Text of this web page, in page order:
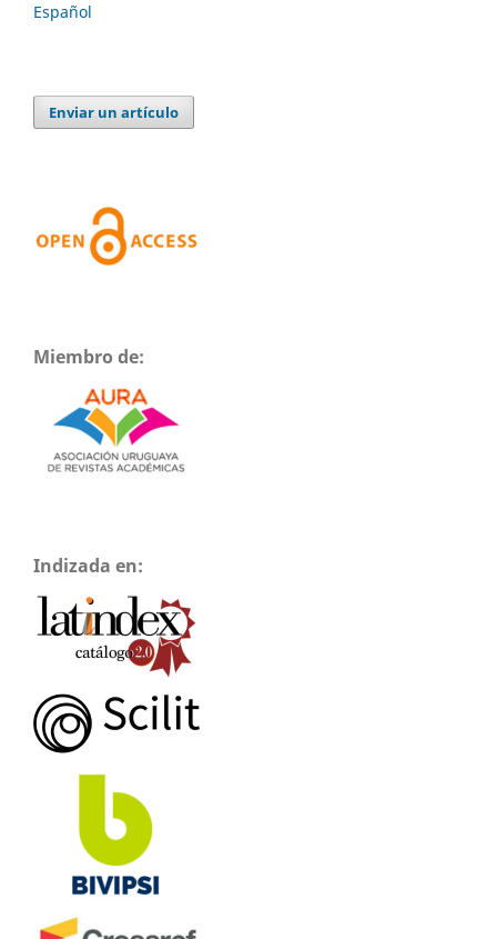
Español
Enviar un artículo
Miembro de:
Indizada en: